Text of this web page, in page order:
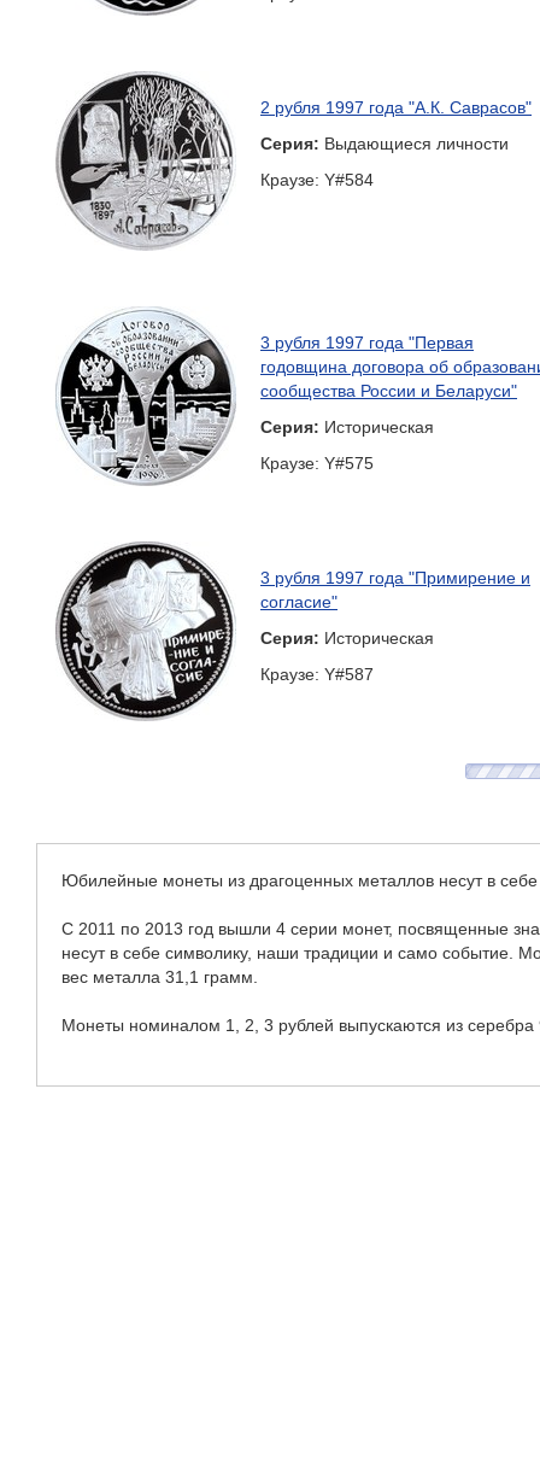
2 рубля 1997 года "А.К. Саврасов"
Серия: Выдающиеся личности
Краузе: Y#584
3 рубля 1997 года "Первая
годовщина договора об
сообщества России и Беларуси"
Серия: Историческая
Краузе: Y#575
3 рубля 1997 года "Примирение и
согласие"
Серия: Историческая
Краузе: Y#587
100-летие эмиссионного
Краузе: Y#586